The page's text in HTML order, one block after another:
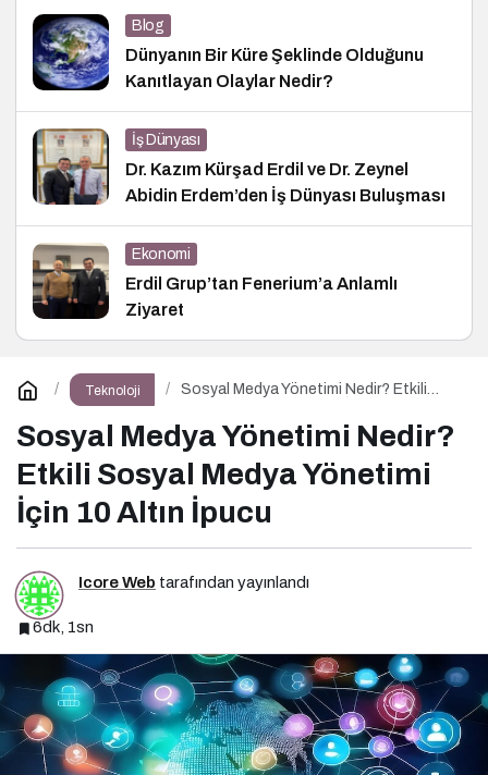
Blog
Dünyanın Bir Küre Şeklinde Olduğunu
Kanıtlayan Olaylar Nedir?
İş Dünyası
Dr. Kazım Kürşad Erdil ve Dr. Zeynel
Abidin Erdem’den İş Dünyası Buluşması
Ekonomi
Erdil Grup’tan Fenerium’a Anlamlı
Ziyaret
Teknoloji
Sosyal Medya Yönetimi Nedir? Etkili
Sosyal Medya Yönetimi Nedir?
Etkili Sosyal Medya Yönetimi
İçin 10 Altın İpucu
Icore Web tarafından yayınlandı
6dk, 1sn